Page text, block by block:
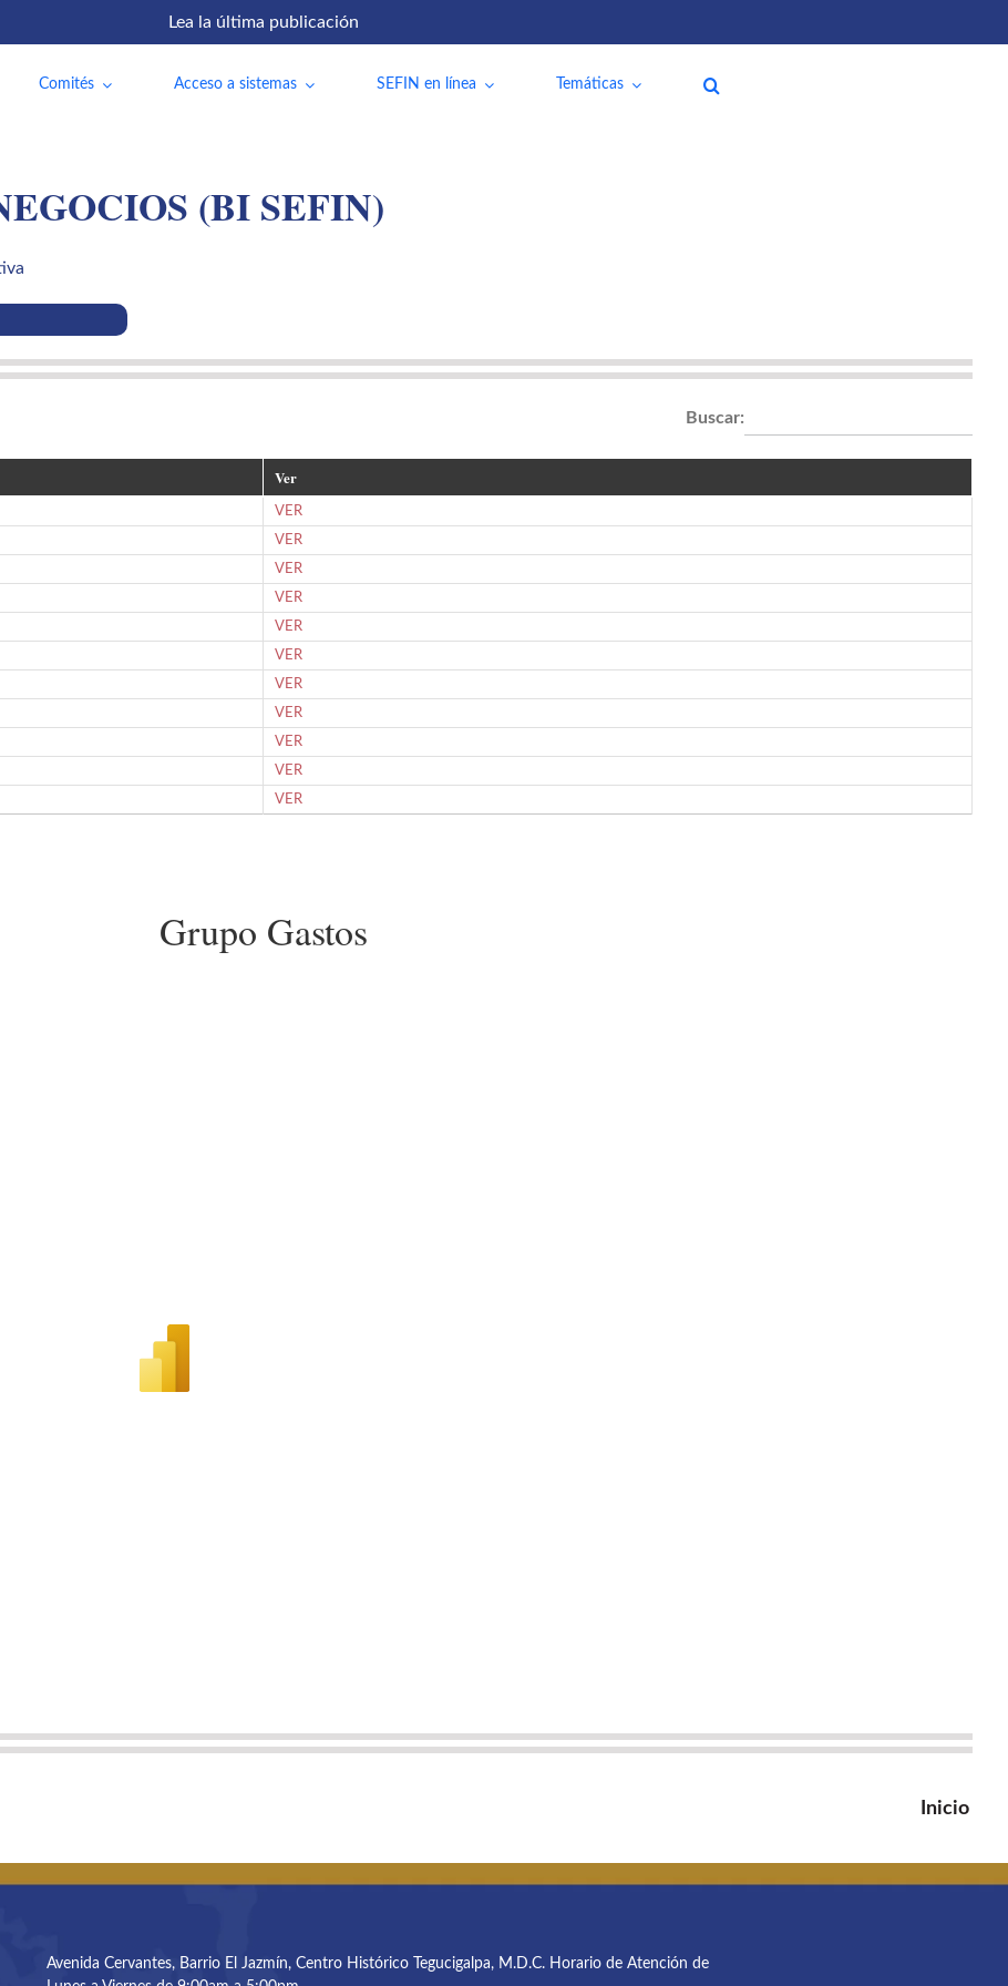
Lea la última publicación
Comités Acceso a sistemas SEFIN en línea Temáticas
(BI SEFIN)
Buscar:
Ver
VER
VER
VER
VER
VER
VER
VER
VER
VER
VER
VER
Grupo Gastos
Inicio
Avenida Cervantes, Barrio El Jazmín, Centro Histórico Tegucigalpa, M.D.C. Horario de Atención de